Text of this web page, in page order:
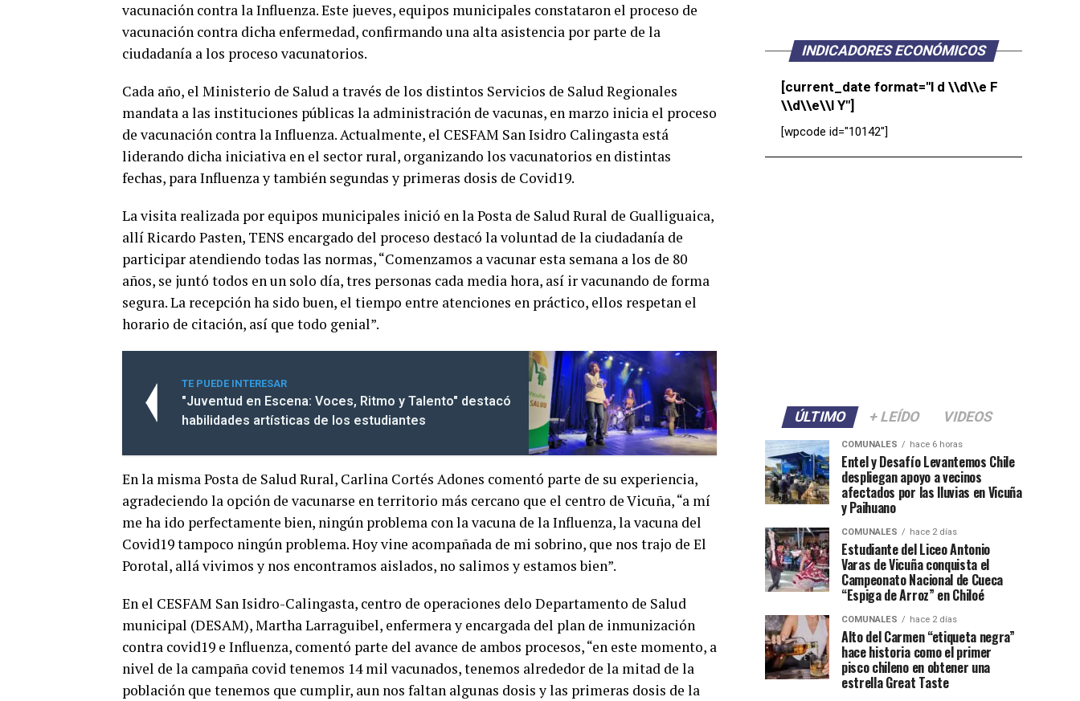
vacunación contra la Influenza. Este jueves, equipos municipales constataron el proceso de
vacunación contra dicha enfermedad, confirmando una alta asistencia por parte de la
ciudadanía a los proceso vacunatorios.
Cada año, el Ministerio de Salud a través de los distintos Servicios de Salud Regionales
mandata a las instituciones públicas la administración de vacunas, en marzo inicia el proceso
de vacunación contra la Influenza. Actualmente, el CESFAM San Isidro Calingasta está
liderando dicha iniciativa en el sector rural, organizando los vacunatorios en distintas
fechas, para Influenza y también segundas y primeras dosis de Covid19.
La visita realizada por equipos municipales inició en la Posta de Salud Rural de Gualliguaica,
allí Ricardo Pasten, TENS encargado del proceso destacó la voluntad de la ciudadanía de
participar atendiendo todas las normas, “Comenzamos a vacunar esta semana a los de 80
años, se juntó todos en un solo día, tres personas cada media hora, así ir vacunando de forma
segura. La recepción ha sido buen, el tiempo entre atenciones en práctico, ellos respetan el
horario de citación, así que todo genial”.
TE PUEDE INTERESAR
"Juventud en Escena: Voces, Ritmo y Talento" destacó
habilidades artísticas de los estudiantes
En la misma Posta de Salud Rural, Carlina Cortés Adones comentó parte de su experiencia,
agradeciendo la opción de vacunarse en territorio más cercano que el centro de Vicuña, “a mí
me ha ido perfectamente bien, ningún problema con la vacuna de la Influenza, la vacuna del
Covid19 tampoco ningún problema. Hoy vine acompañada de mi sobrino, que nos trajo de El
Porotal, allá vivimos y nos encontramos aislados, no salimos y estamos bien”.
En el CESFAM San Isidro-Calingasta, centro de operaciones delo Departamento de Salud
municipal (DESAM), Martha Larraguibel, enfermera y encargada del plan de inmunización
contra covid19 e Influenza, comentó parte del avance de ambos procesos, “en este momento, a
nivel de la campaña covid tenemos 14 mil vacunados, tenemos alrededor de la mitad de la
población que tenemos que cumplir, aun nos faltan algunas dosis y las primeras dosis de la
INDICADORES ECONÓMICOS
[current_date format="l d \\d\\e F
\\d\\e\\l Y"]
[wpcode id="10142"]
ÚLTIMO + LEÍDO VIDEOS
COMUNALES hace 6 horas
Entel y Desafío Levantemos Chile
despliegan apoyo a vecinos
afectados por las lluvias en Vicuña
y Paihuano
COMUNALES hace 2 días
Estudiante del Liceo Antonio
Varas de Vicuña conquista el
Campeonato Nacional de Cueca
“Espiga de Arroz” en Chiloé
COMUNALES hace 2 días
Alto del Carmen “etiqueta negra”
hace historia como el primer
pisco chileno en obtener una
estrella Great Taste